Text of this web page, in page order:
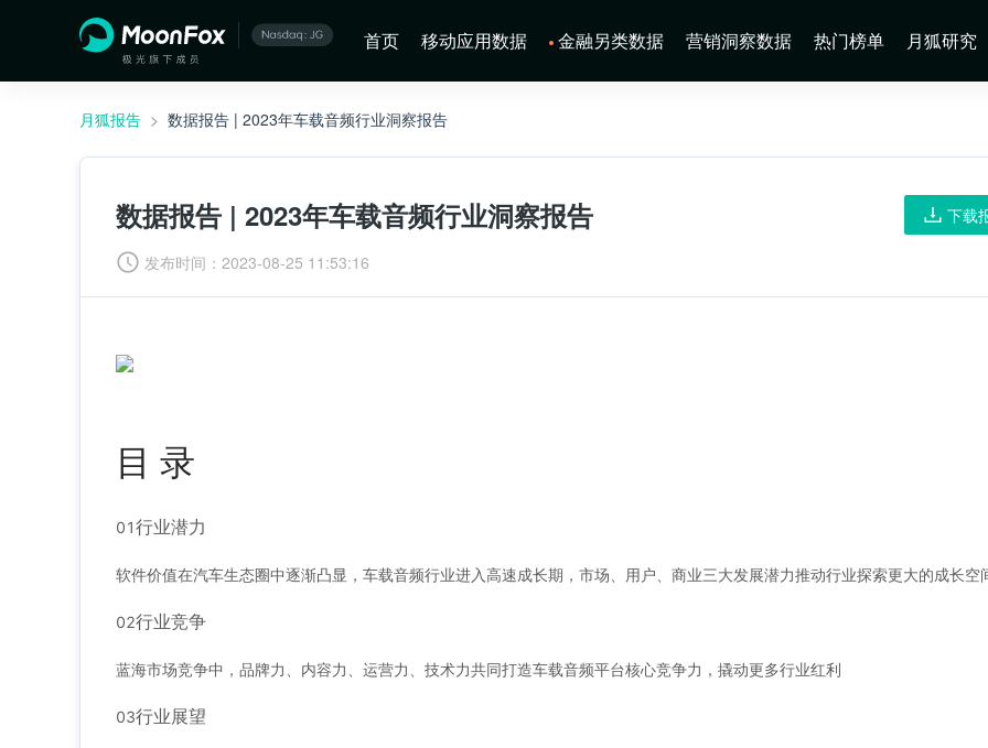
首页 移动应用数据 金融另类数据 营销洞察数据 热门榜单 月狐研究
月狐报告 > 数据报告 | 2023年车载音频行业洞察报告
数据报告 | 2023年车载音频行业洞察报告 下载
发布时间： 2023-08-25 11:53:16
目 录
01行业潜力
软件价值在汽车生态圈中逐渐凸显，车载音频行业进入高速成长期，市场、用户、商业三大发展潜力推动行业探索更大的成长空
02行业竞争
蓝海市场竞争中，品牌力、内容力、运营力、技术力共同打造车载音频平台核心竞争力，撬动更多行业红利
03行业展望